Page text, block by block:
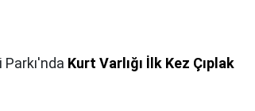
Parkı'nda Kurt Varlığı İlk Kez Çıplak